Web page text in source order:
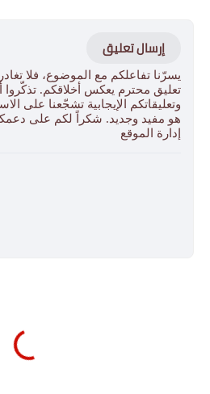
إرسال تعليق
يسرّنا تفاعلكم مع الموضوع، فلا
تعليق محترم يعكس أخلاقكم. تذكّروا
وتعليقاتكم الإيجابية تشجّعنا على
هو مفيد وجديد. شكراً لكم على
إدارة الموقع